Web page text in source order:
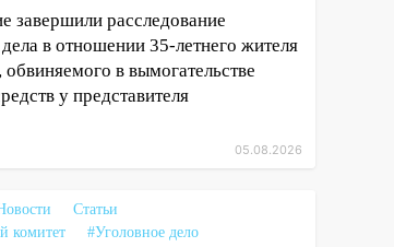
завершили расследование
в отношении 35-летнего жителя
обвиняемого в вымогательстве
у представителя
05.08.2026
Статьи
комитет
#Уголовное дело